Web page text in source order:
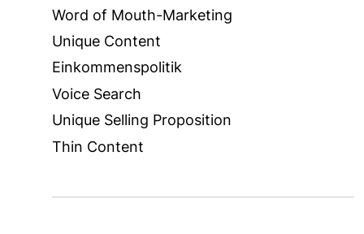
Word of Mouth-Marketing
Unique Content
Einkommenspolitik
Voice Search
Unique Selling Proposition
Thin Content